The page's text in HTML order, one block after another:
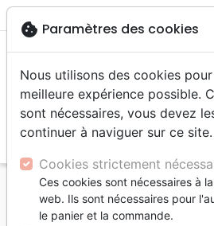
menu
Accueil
Jeunesse
Dis-lui tout, partout, toujours
cookie Paramètres des cookies
Nous utilisons des cookies
meilleure expérience possible.
sont nécessaires, vous devez
continuer à naviguer sur ce site.
Cookies strictement
Ces cookies sont nécessaires à
web. Ils sont nécessaires pour
le panier et la commande.